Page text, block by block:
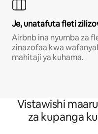
Je, unatafuta fleti
Airbnb ina nyumba za
zinazofaa kwa
mahitaji ya kuhama.
Vistawishi
za kupanga